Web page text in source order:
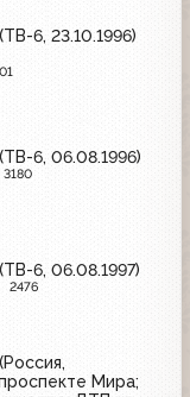
6, 23.10.1996)
6, 06.08.1996)
3180
6, 06.08.1997)
2476
Мира;